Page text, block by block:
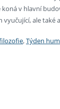
v hlavní
ale také
,Týden